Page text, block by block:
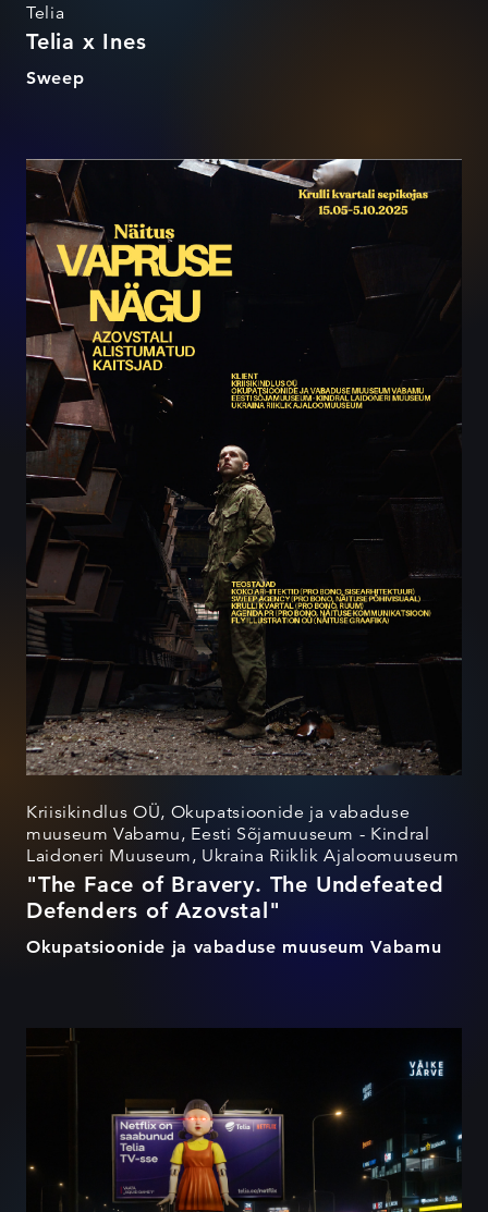
Telia
Telia x Ines
Sweep
"The Face of Bravery. The
Undefeated Defenders of
Azovstal"
Kriisikindlus OÜ, Okupatsioonide ja vabaduse
muuseum Vabamu, Eesti Sõjamuuseum - Kindral
Laidoneri Muuseum, Ukraina Riiklik Ajaloomuuseum
"The Face of Bravery. The Undefeated
Defenders of Azovstal"
Okupatsioonide ja vabaduse muuseum Vabamu